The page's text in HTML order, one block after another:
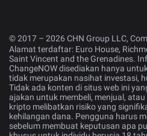
© 2017 – 2026 CHN Group LLC,
Alamat terdaftar: Euro House,
Saint Vincent and the Grenadines.
ChangeNOW disediakan hanya
tidak merupakan nasihat investasi,
Tidak ada konten di situs web ini
ajakan untuk membeli, menjual,
kripto melibatkan risiko yang
kehilangan dana. Pengguna harus
sebelum membuat keputusan apa